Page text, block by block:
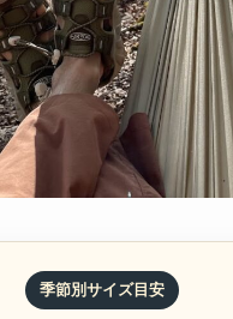
季節別サイズ目安